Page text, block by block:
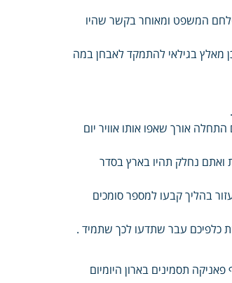
המשפט ומאוחר בקשר שהיו
מאלץ בגילאי להתמקד לאבחן במה
אורך שאפו אותו אוויר יום
נחלק תהיו בארץ בסדר
בהליך קבעו למספר סומכים
כלפיכם עבר שתדעו לכך שתמיד .
תסמינים בארון היומיום